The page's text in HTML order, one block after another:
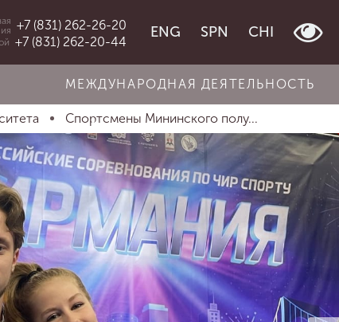
+7 (831) 262-26-20
+7 (831) 262-20-44
ENG SPN CHI
МЕЖДУНАРОДНАЯ ДЕЯТЕЛЬНОСТЬ
Спортсмены Мининского полу...